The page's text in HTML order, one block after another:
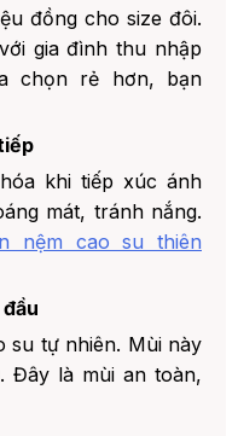
đồng cho size đôi.
gia đình thu nhập
chọn rẻ hơn, bạn
khi tiếp xúc ánh
mát, tránh nắng.
nệm cao su thiên
su tự nhiên. Mùi này
Đây là mùi an toàn,